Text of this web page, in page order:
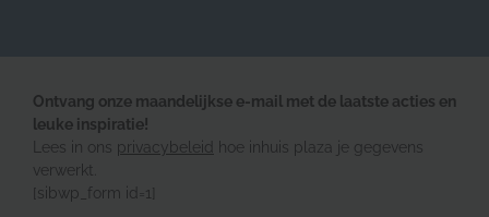
Ontvang onze maandelijkse e-mail met de laatste acties en
leuke inspiratie!
Lees in ons privacybeleid
hoe inhuis plaza je gegevens
verwerkt.
[sibwp_form id=1]